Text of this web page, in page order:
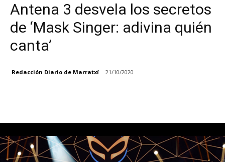
Antena 3 desvela los secretos
de ‘Mask Singer: adivina quién
canta’
Redacción Diario de Marratxí 21/10/2020